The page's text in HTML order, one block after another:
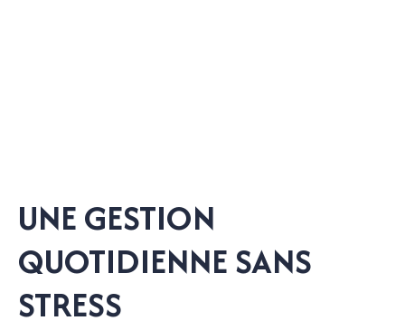
UNE GESTION
QUOTIDIENNE SANS
STRESS